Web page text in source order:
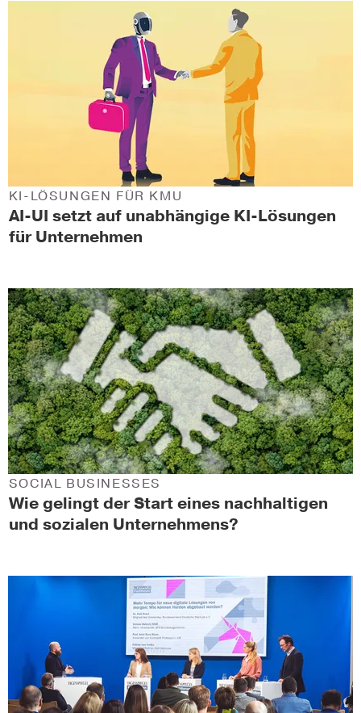
AI-UI setzt auf unabhängige KI-Lösungen
für Unternehmen
KI-LÖSUNGEN FÜR KMU
Wie gelingt der Start eines nachhaltigen
und sozialen Unternehmens?
SOCIAL BUSINESSES